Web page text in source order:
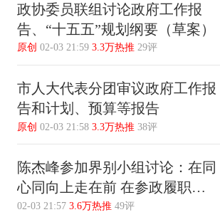
政协委员联组讨论政府工作报
告、“十五五”规划纲要（草案）
原创 02-03 21:59 3.3万热推 29评
市人大代表分团审议政府工作报
告和计划、预算等报告
原创 02-03 21:58 3.3万热推 38评
陈杰峰参加界别小组讨论：在同
心同向上走在前 在参政履职上
谱新篇
02-03 21:57 3.6万热推 49评